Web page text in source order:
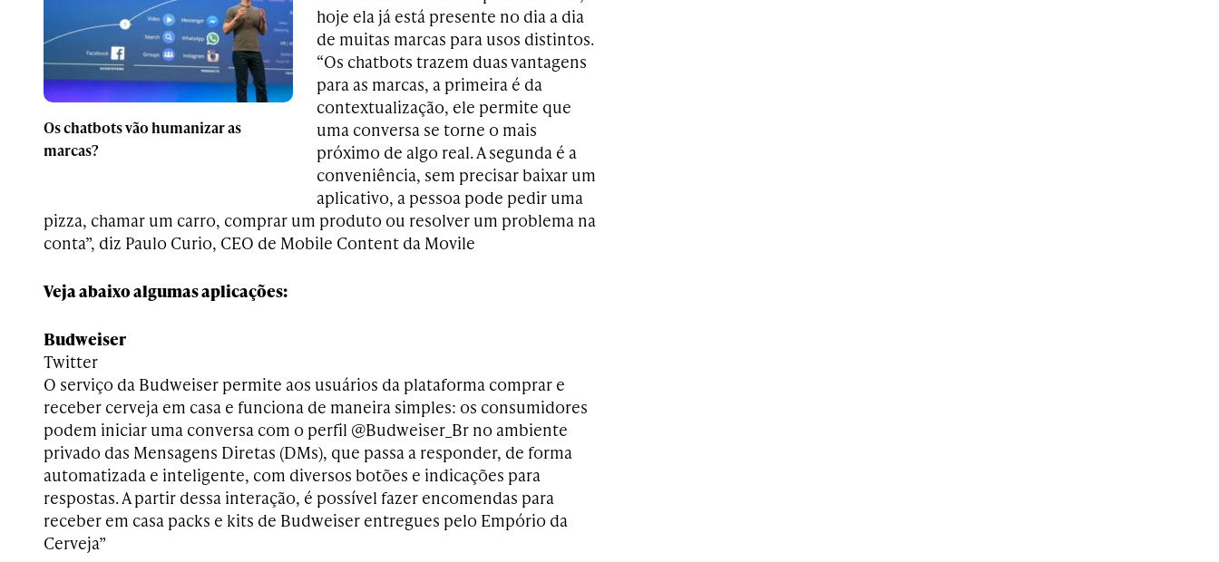
Os chatbots vão humanizar as
marcas?
hoje ela já está presente no dia a dia
de muitas marcas para usos distintos.
“Os chatbots trazem duas vantagens
para as marcas, a primeira é da
contextualização, ele permite que
uma conversa se torne o mais
próximo de algo real. A segunda é a
conveniência, sem precisar baixar um
aplicativo, a pessoa pode pedir uma
pizza, chamar um carro, comprar um produto ou resolver um problema na
conta”, diz Paulo Curio, CEO de Mobile Content da Movile
Veja abaixo algumas aplicações:
Budweiser
Twitter
O serviço da Budweiser permite aos usuários da plataforma comprar e
receber cerveja em casa e funciona de maneira simples: os consumidores
podem iniciar uma conversa com o perfil @Budweiser_Br no ambiente
privado das Mensagens Diretas (DMs), que passa a responder, de forma
automatizada e inteligente, com diversos botões e indicações para
respostas. A partir dessa interação, é possível fazer encomendas para
receber em casa packs e kits de Budweiser entregues pelo Empório da
Cerveja”